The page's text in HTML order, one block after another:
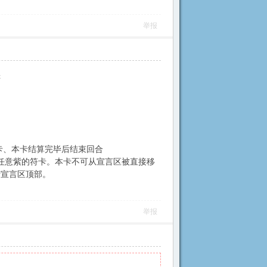
举报
本卡结算完毕后结束回合
紫的符卡。本卡不可从宣言区被直接移
言区顶部。
举报